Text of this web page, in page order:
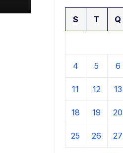
S T Q
4 5 6
11 12 13
18 19 20
25 26 27